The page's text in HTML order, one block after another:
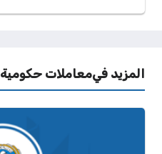
المزيد فيمعاملات حكومية